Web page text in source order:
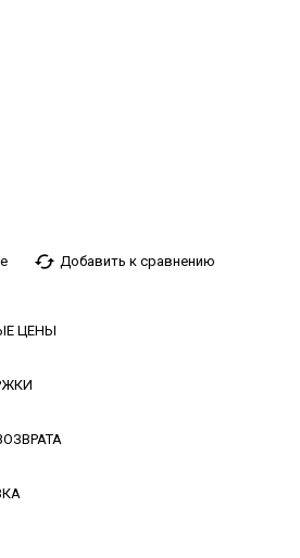
cached Добавить к сравнению
ЦЕНЫ